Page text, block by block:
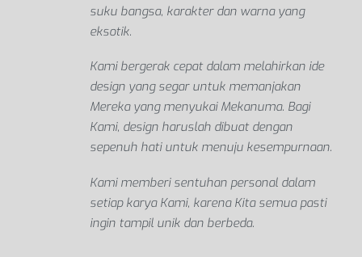
suku bangsa, karakter dan warna yang
eksotik.
Kami bergerak cepat dalam melahirkan ide
design yang segar untuk memanjakan
Mereka yang menyukai Mekanuma. Bagi
Kami, design haruslah dibuat dengan
sepenuh hati untuk menuju kesempurnaan.
Kami memberi sentuhan personal dalam
setiap karya Kami, karena Kita semua pasti
ingin tampil unik dan berbeda.